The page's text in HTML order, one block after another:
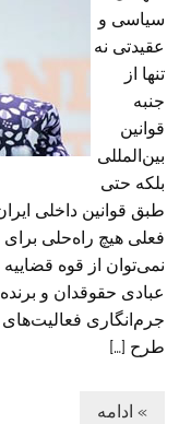
سیاسی و
عقیدتی نه
تنها از
جنبه
قوانین
بین‌المللی
بلکه حتی
طبق قوانین داخلی
فعلی هیچ راه‌حلی برای
نمی‌توان از قوه
عبادی حقوقدان و
جرم‌انگاری
طرح […]
» ادامه